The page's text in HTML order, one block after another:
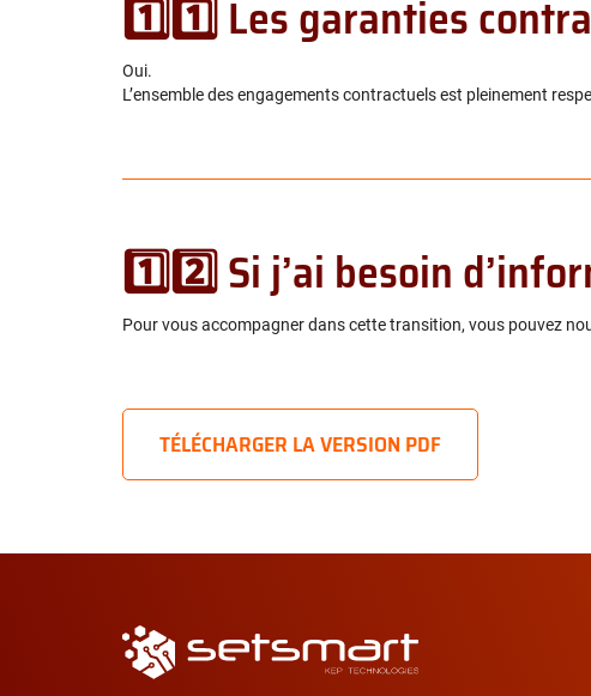
1️⃣1️⃣ Les garanties
Oui.
L’ensemble des engagements contractuels est pleinement
1️⃣2️⃣ Si j’ai besoin
Pour vous accompagner dans cette transition, vous pouvez
TÉLÉCHARGER LA VERSION PDF
Navigation
secondaire